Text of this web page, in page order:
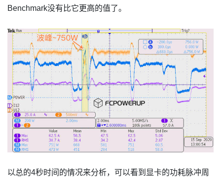
Benchmark没有比它更高的值了。
以总的4秒时间的情况来分析，可以看到显卡的功耗脉冲周